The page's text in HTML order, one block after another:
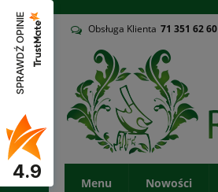
Obsługa Klienta 71 351 62 60
Menu Nowości
SPRAWDŹ OPINIE
4.9